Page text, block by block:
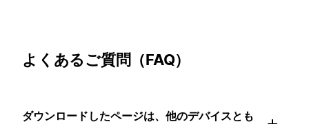
よくあるご質問（FAQ）
ダウンロードしたページは、他のデバイスとも